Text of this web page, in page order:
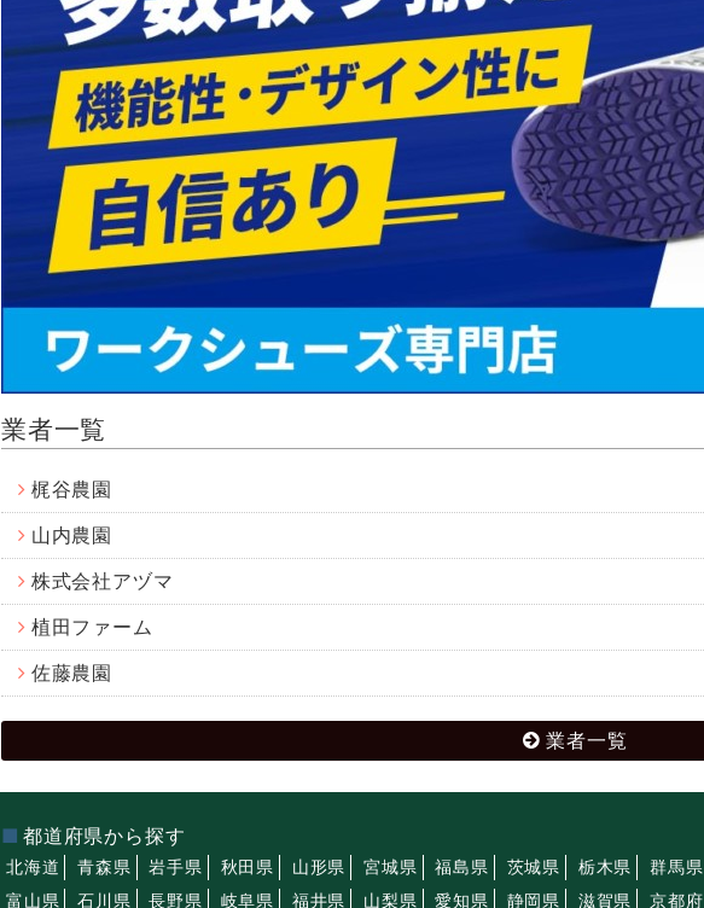
業者一覧
梶谷農園
山内農園
株式会社アヅマ
植田ファーム
佐藤農園
業者一覧
都道府県から探す
北海道 青森県 岩手県 秋田県 山形県 宮城県 福島県 茨城県 栃木県 群馬県
富山県
石川県 長野県 岐阜県 福井県 山梨県 愛知県 静岡県 滋賀県 京都府